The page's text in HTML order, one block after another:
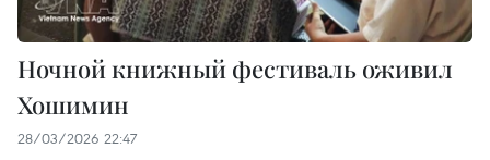
Ночной книжный фестиваль оживил
Хошимин
28/03/2026 22:47